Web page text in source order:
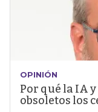
OPINIÓN
Por qué la IA
obsoletos los